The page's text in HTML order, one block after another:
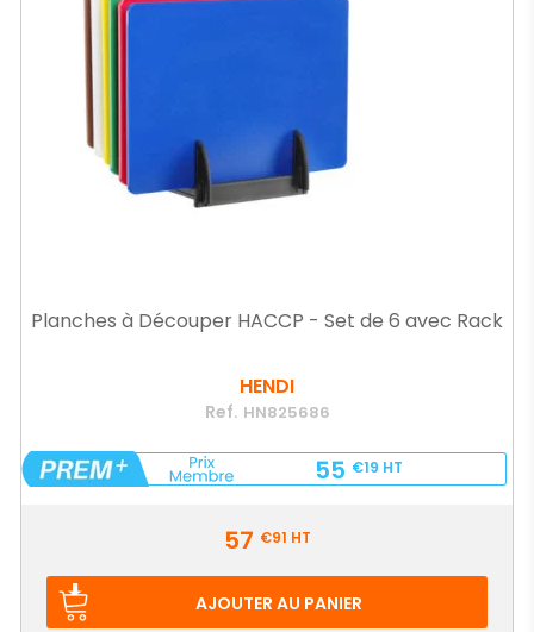
Planches à Découper HACCP - Set de 6 avec Rack
HENDI
Ref. HN825686
55 €19 HT
57 €91 HT
AJOUTER AU PANIER